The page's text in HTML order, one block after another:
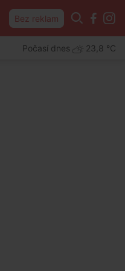
Bez reklam
Počasí dnes 23,8 °C